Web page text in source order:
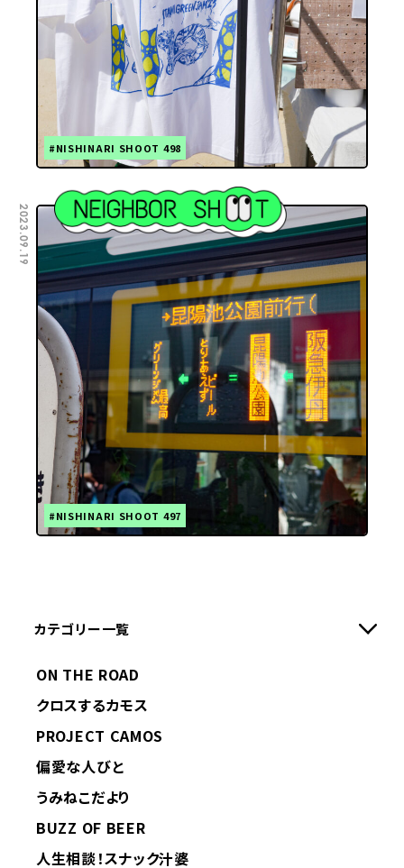
#NISHINARI SHOOT 498
2023.09.19
#NISHINARI SHOOT 497
カテゴリー一覧
ON THE ROAD
クロスするカモス
PROJECT CAMOS
偏愛な人びと
うみねこだより
BUZZ OF BEER
人生相談！スナック汁婆